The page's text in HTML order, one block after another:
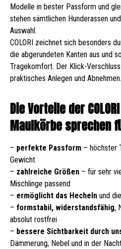
Modelle in bester Passform und
stehen sämtlichen Hunderassen
Auswahl.
COLORI zeichnet sich besonders
die abgerundeten Kanten aus und
Tragekomfort. Der Klick-
praktisches Anlegen und Abnehmen.
Die Vorteile der
Maulkörbe sprechen
– perfekte Passform – höchster
Gewicht
– zahlreiche Größen – für sehr
Mischlinge passend
– ermöglicht das Hecheln und
– formstabil, widerstandsfähig,
absolut rostfrei
– bessere Sichtbarkeit durch
Dämmerung, Nebel und in der